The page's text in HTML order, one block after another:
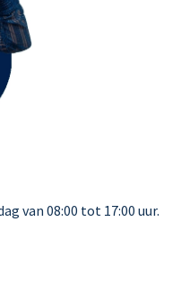
van 08:00 tot 17:00 uur.